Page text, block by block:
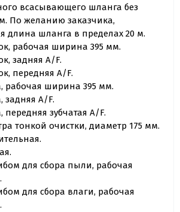
всасывающего шланга без
По желанию заказчика,
длина шланга в пределах 20 м.
рабочая ширина 395 мм.
задняя A/F.
передняя A/F.
рабочая ширина 395 мм.
задняя A/F.
передняя зубчатая A/F.
тонкой очистки, диаметр 175 мм.
для сбора пыли, рабочая
для сбора влаги, рабочая